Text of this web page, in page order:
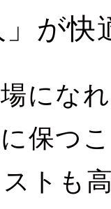
が快
にな
保つ
トも